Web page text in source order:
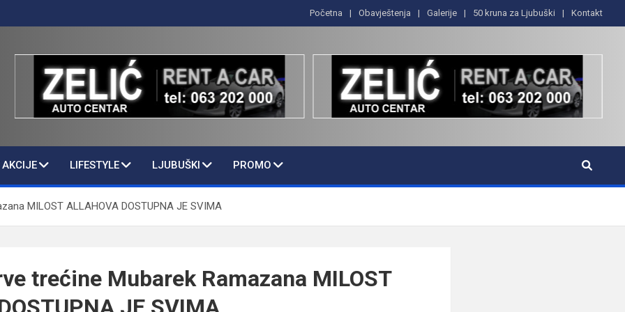
Početna Obavještenja Galerije 50 kruna za Ljubuški Kontakt
LIFESTYLE LJUBUŠKI PROMO
MILOST ALLAHOVA DOSTUPNA JE SVIMA
trećine Mubarek Ramazana MILOST